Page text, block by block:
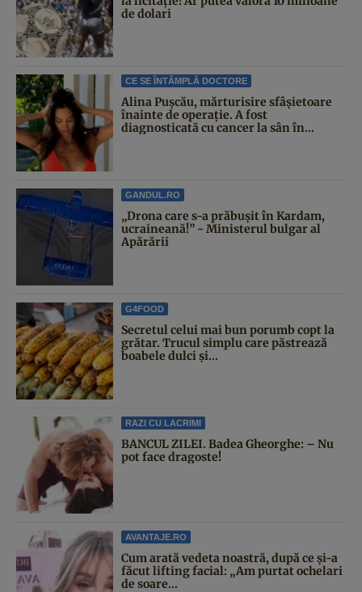
de dolari
CE SE ÎNTÂMPLĂ DOCTORE
Alina Pușcău, mărturisire sfâșietoare
înainte de operație. A fost
diagnosticată cu cancer la sân în...
GANDUL.RO
„Drona care s-a prăbușit în Kardam,
ucraineană!” - Ministerul bulgar al
Apărării
G4FOOD
Secretul celui mai bun porumb copt la
grătar. Trucul simplu care păstrează
boabele dulci și...
RAZI CU LACRIMI
BANCUL ZILEI. Badea Gheorghe: – Nu
pot face dragoste!
AVANTAJE.RO
Cum arată vedeta noastră, după ce și-a
făcut lifting facial: „Am purtat ochelari
de soare...